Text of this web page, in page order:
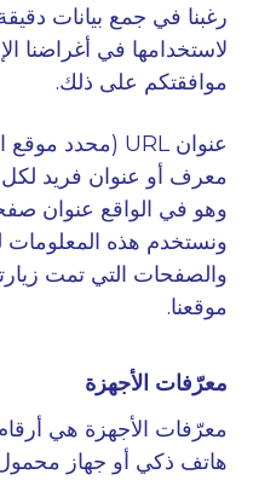
رغبنا في جمع بيانات
لاستخدامها في أغراضنا
موافقتكم على ذلك.
عنوان URL
(محدد موقع
معرف أو عنوان فريد
وهو في الواقع عنوان
ونستخدم هذه المعلومات
والصفحات التي تمت
موقعنا.
معرّفات الأجهزة
معرّفات الأجهزة هي
هاتف ذكي أو جهاز